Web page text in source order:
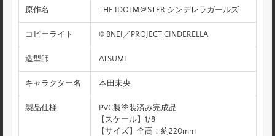
原作名 THE IDOLM＠STER シンデレラガールズ
コピーライト © BNEI／PROJECT CINDERELLA
造型師 ATSUMI
キャラクター名 本田未央
製品仕様
PVC製塗装済み完成品
【スケール】1/8
【サイズ】全高：約220mm